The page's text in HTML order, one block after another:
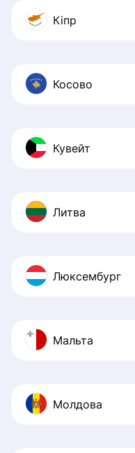
Кіпр
Косово
Кувейт
Литва
Люксембург
Мальта
Молдова